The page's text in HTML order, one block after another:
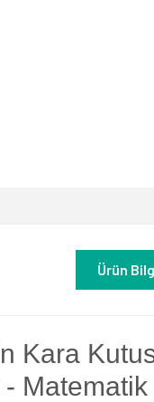
Ürün
Kara
- Matematik